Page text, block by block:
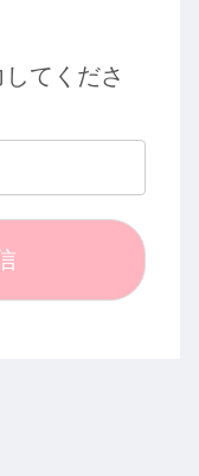
てくださ